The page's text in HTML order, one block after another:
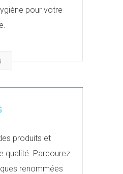
pour votre
produits et
qualité. Parcourez
renommées